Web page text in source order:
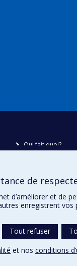
Qui fait quoi?
Plan du site
Accessibilité
Paramètres des témoins
de
d’améliorer et de
enregistrent
Tout refuser
et nos conditions